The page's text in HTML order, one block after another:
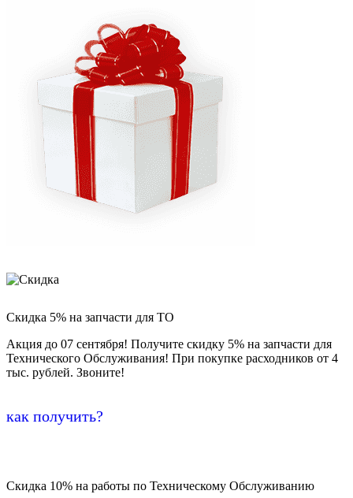
Скидка 5% на запчасти для ТО
Акция до 07 сентября! Получите скидку 5% на запчасти для
Технического Обслуживания! При покупке расходников от 4
тыс. рублей. Звоните!
как получить?
Скидка 10% на работы по Техническому Обслуживанию